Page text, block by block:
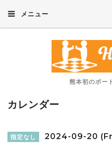
メニュー
熊本初のボー
カレンダー
指定なし 2024-09-20